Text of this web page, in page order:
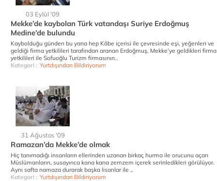
03 Eylül '09
Mekke’de kaybolan Türk vatandaşı Suriye Erdoğmuş
Medine’de bulundu
Kaybolduğu günden bu yana hep Kâbe içerisi ile çevresinde eşi, yeğenleri ve
geldiği firma yetkilileri tarafından aranan Erdoğmuş, Mekke’ye geldikleri firma
yetkilileri ile Sofuoğlu Turizm firmasının..
Kategori : Yurtdışından Bildiriyorum
31 Ağustos '09
Ramazan’da Mekke’de olmak
Hiç tanımadığı insanların ellerinden uzanan birkaç hurma ile orucunu açan
Müslümanların, susayınca kana kana zemzem içerek serinledikleri görülüyor.
Aynı safta namaza durarak başka lisanlar ile ..
Kategori : Yurtdışından Bildiriyorum